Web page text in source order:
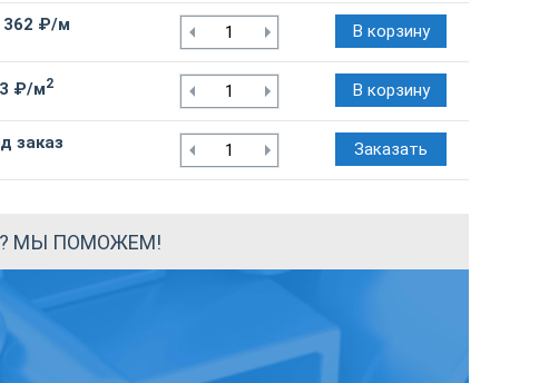
362 ₽/м В корзину
₽/м2 В корзину
заказ Заказать
МЫ ПОМОЖЕМ!